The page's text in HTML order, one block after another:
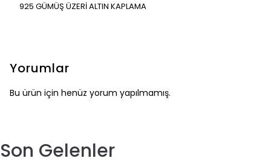
925 GÜMÜŞ ÜZERİ ALTIN KAPLAMA
Yorumlar
Bu ürün için henüz yorum yapılmamış.
Son Gelenler